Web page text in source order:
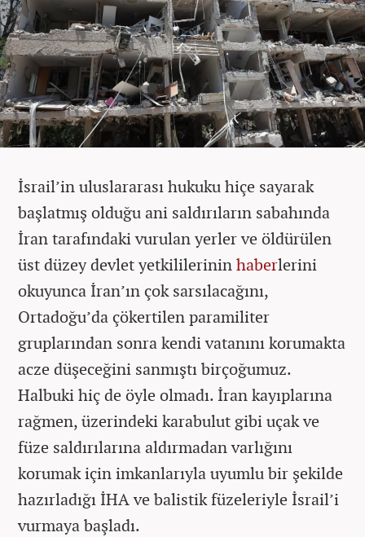
İsrail’in uluslararası hukuku hiçe sayarak
başlatmış olduğu ani saldırıların sabahında
İran tarafındaki vurulan yerler ve öldürülen
üst düzey devlet yetkililerininhaberlerini
okuyunca İran’ın çok sarsılacağını,
Ortadoğu’da çökertilen paramiliter
gruplarından sonra kendi vatanını korumakta
acze düşeceğini sanmıştı birçoğumuz.
Halbuki hiç de öyle olmadı. İran kayıplarına
rağmen, üzerindeki karabulut gibi uçak ve
füze saldırılarına aldırmadan varlığını
korumak için imkanlarıyla uyumlu bir şekilde
hazırladığı İHA ve balistik füzeleriyle İsrail’i
vurmaya başladı.